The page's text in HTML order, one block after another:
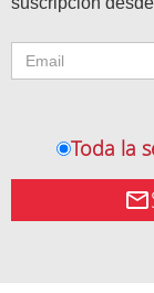
Toda la